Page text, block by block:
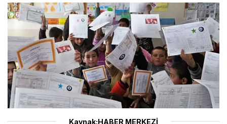
Kaynak:HABER MERKEZİ